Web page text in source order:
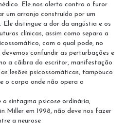
Ele nos alerta contra o furor
um arranjo construído por um
Ele distingue a dor da angústia e os
clínicas, assim como separa a
com o qual pode, no
confundir as perturbações e
a cãibra do escritor, manifestação
lesões psicossomáticas, tampouco
o corpo onde não opera a
o sintagma psicose ordinária,
Miller em 1998, não deve nos fazer
a neurose